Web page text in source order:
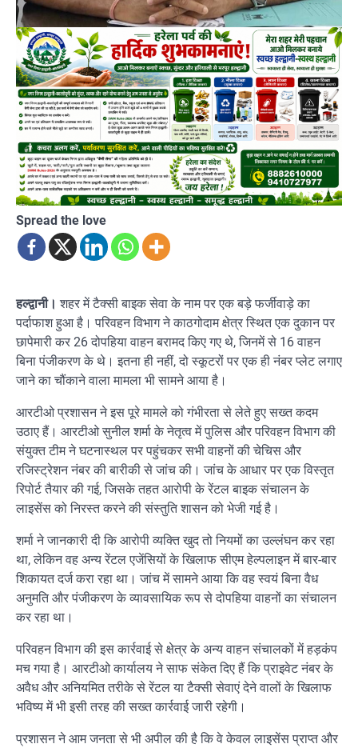
Spread the love
हल्द्वानी। शहर में टैक्सी बाइक सेवा के नाम पर एक बड़े फर्जीवाड़े का
पर्दाफाश हुआ है। परिवहन विभाग ने काठगोदाम क्षेत्र स्थित एक दुकान पर
छापेमारी कर 26 दोपहिया वाहन बरामद किए गए थे, जिनमें से 16 वाहन
बिना पंजीकरण के थे। इतना ही नहीं, दो स्कूटरों पर एक ही नंबर प्लेट लगाए
जाने का चौंकाने वाला मामला भी सामने आया है।
आरटीओ प्रशासन ने इस पूरे मामले को गंभीरता से लेते हुए सख्त कदम
उठाए हैं। आरटीओ सुनील शर्मा के नेतृत्व में पुलिस और परिवहन विभाग की
संयुक्त टीम ने घटनास्थल पर पहुंचकर सभी वाहनों की चेचिस और
रजिस्ट्रेशन नंबर की बारीकी से जांच की। जांच के आधार पर एक विस्तृत
रिपोर्ट तैयार की गई, जिसके तहत आरोपी के रेंटल बाइक संचालन के
लाइसेंस को निरस्त करने की संस्तुति शासन को भेजी गई है।
शर्मा ने जानकारी दी कि आरोपी व्यक्ति खुद तो नियमों का उल्लंघन कर रहा
था, लेकिन वह अन्य रेंटल एजेंसियों के खिलाफ सीएम हेल्पलाइन में बार-बार
शिकायत दर्ज करा रहा था। जांच में सामने आया कि वह स्वयं बिना वैध
अनुमति और पंजीकरण के व्यावसायिक रूप से दोपहिया वाहनों का संचालन
कर रहा था।
परिवहन विभाग की इस कार्रवाई से क्षेत्र के अन्य वाहन संचालकों में हड़कंप
मच गया है। आरटीओ कार्यालय ने साफ संकेत दिए हैं कि प्राइवेट नंबर के
अवैध और अनियमित तरीके से रेंटल या टैक्सी सेवाएं देने वालों के खिलाफ
भविष्य में भी इसी तरह की सख्त कार्रवाई जारी रहेगी।
प्रशासन ने आम जनता से भी अपील की है कि वे केवल लाइसेंस प्राप्त और